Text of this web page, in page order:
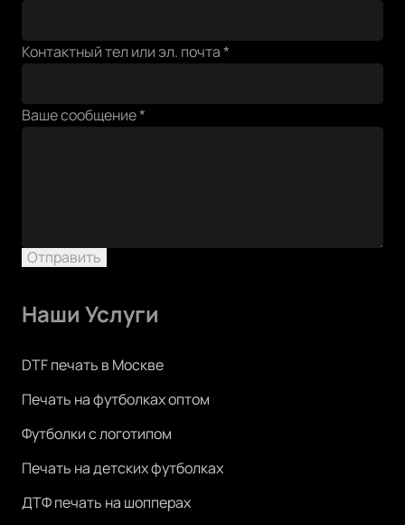
Контактный тел или эл. почта*
Ваше
Ваше сообщение*
Отправить
Наши Услуги
DTF печать в Москве
Печать на футболках оптом
Футболки с логотипом
Печать на детских футболках
ДТФ печать на шопперах